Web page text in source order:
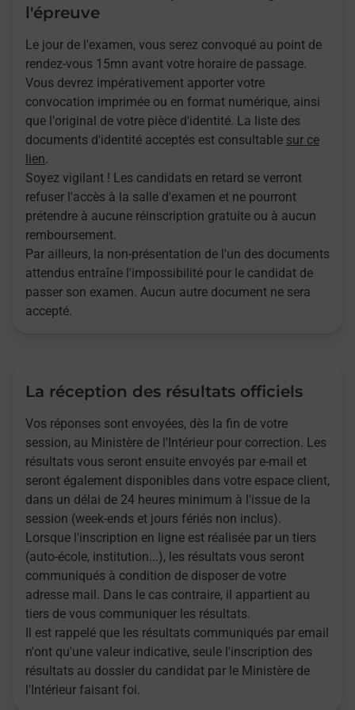
l'épreuve
Le jour de l'examen, vous serez convoqué au point de
rendez-vous 15mn avant votre horaire de passage.
Vous devrez impérativement apporter votre
convocation imprimée ou en format numérique, ainsi
que l'original de votre pièce d'identité. La liste des
documents d'identité acceptés est consultable sur ce
lien.
Soyez vigilant ! Les candidats en retard se verront
refuser l'accès à la salle d'examen et ne pourront
prétendre à aucune réinscription gratuite ou à aucun
remboursement.
Par ailleurs, la non-présentation de l'un des documents
attendus entraîne l'impossibilité pour le candidat de
passer son examen. Aucun autre document ne sera
accepté.
La réception des résultats officiels
Vos réponses sont envoyées, dès la fin de votre
session, au Ministère de l'Intérieur pour correction. Les
résultats vous seront ensuite envoyés par e-mail et
seront également disponibles dans votre espace client,
dans un délai de 24 heures minimum à l'issue de la
session (week-ends et jours fériés non inclus).
Lorsque l'inscription en ligne est réalisée par un tiers
(auto-école, institution...), les résultats vous seront
communiqués à condition de disposer de votre
adresse mail. Dans le cas contraire, il appartient au
tiers de vous communiquer les résultats.
Il est rappelé que les résultats communiqués par email
n'ont qu'une valeur indicative, seule l'inscription des
résultats au dossier du candidat par le Ministère de
l'Intérieur faisant foi.